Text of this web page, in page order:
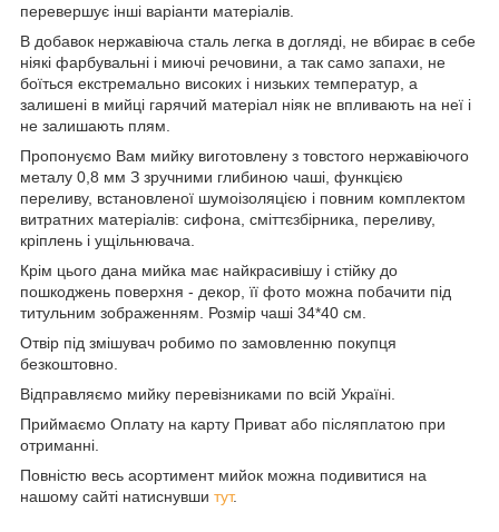
перевершує інші варіанти матеріалів.
В добавок нержавіюча сталь легка в догляді, не вбирає в себе
ніякі фарбувальні і миючі речовини, а так само запахи, не
боїться екстремально високих і низьких температур, а
залишені в мийці гарячий матеріал ніяк не впливають на неї і
не залишають плям.
Пропонуємо Вам мийку виготовлену з товстого нержавіючого
металу 0,8 мм З зручними глибиною чаші, функцією
переливу, встановленої шумоізоляцією і повним комплектом
витратних матеріалів: сифона, сміттєзбірника, переливу,
кріплень і ущільнювача.
Крім цього дана мийка має найкрасивішу і стійку до
пошкоджень поверхня - декор, її фото можна побачити під
титульним зображенням. Розмір чаші 34*40 см.
Отвір під змішувач робимо по замовленню покупця
безкоштовно.
Відправляємо мийку перевізниками по всій Україні.
Приймаємо Оплату на карту Приват або післяплатою при
отриманні.
Повністю весь асортимент мийок можна подивитися на
нашому сайті натиснувши тут.